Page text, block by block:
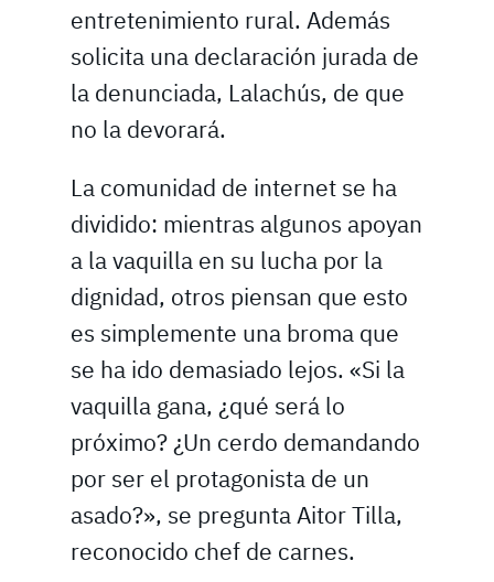
entretenimiento rural. Además
solicita una declaración jurada de
la denunciada, Lalachús, de que
no la devorará.
La comunidad de internet se ha
dividido: mientras algunos apoyan
a la vaquilla en su lucha por la
dignidad, otros piensan que esto
es simplemente una broma que
se ha ido demasiado lejos. «Si la
vaquilla gana, ¿qué será lo
próximo? ¿Un cerdo demandando
por ser el protagonista de un
asado?», se pregunta Aitor Tilla,
reconocido chef de carnes.